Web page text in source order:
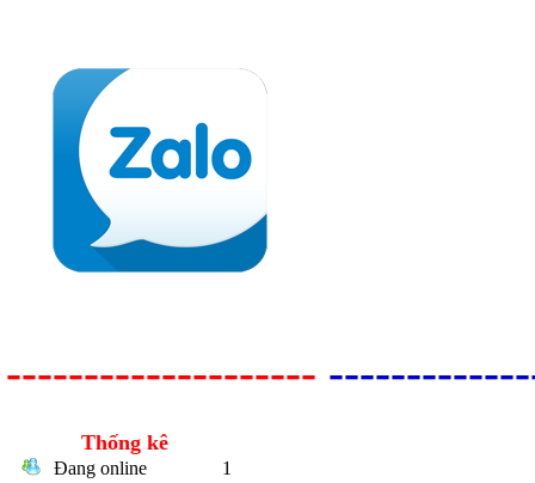
--------------------
Thống kê
Đang online
1